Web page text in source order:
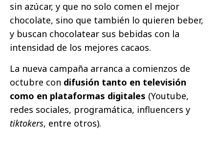
sin azúcar, y que no solo comen el mejor
chocolate, sino que también lo quieren beber,
y buscan chocolatear sus bebidas con la
intensidad de los mejores cacaos.
La nueva campaña arranca a comienzos de
octubre con difusión tanto en televisión
como en plataformas digitales (Youtube,
redes sociales, programática, influencers y
tiktokers, entre otros).